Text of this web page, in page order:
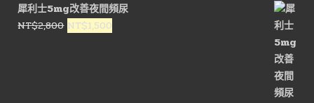
犀利士5mg改善夜間頻尿
NT$2,800 原
NT$1,500